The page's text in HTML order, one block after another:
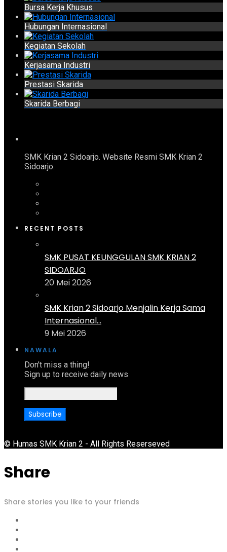
Bursa Kerja Khusus
Hubungan Internasional
Kegiatan Sekolah
Kerjasama Industri
Prestasi Skarida
Skarida Berbagi
SMK Krian 2 Sidoarjo. Website Resmi SMK Krian 2
Sidoarjo.
RECENT POSTS
SMK PUSAT KEUNGGULAN SMK KRIAN 2
SIDOARJO
20 Mei 2026
SMK Krian 2 Sidoarjo Menjalin Kerja Sama
Internasional...
9 Mei 2026
NAWALA
Don't miss a thing!
Sign up to receive daily news
© Humas SMK Krian 2 - All Rights Reserseved
Share
Share stories you like to your friends